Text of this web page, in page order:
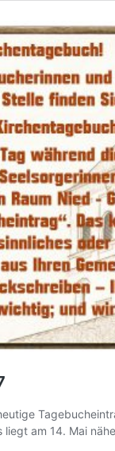
liegt am 14. Mai